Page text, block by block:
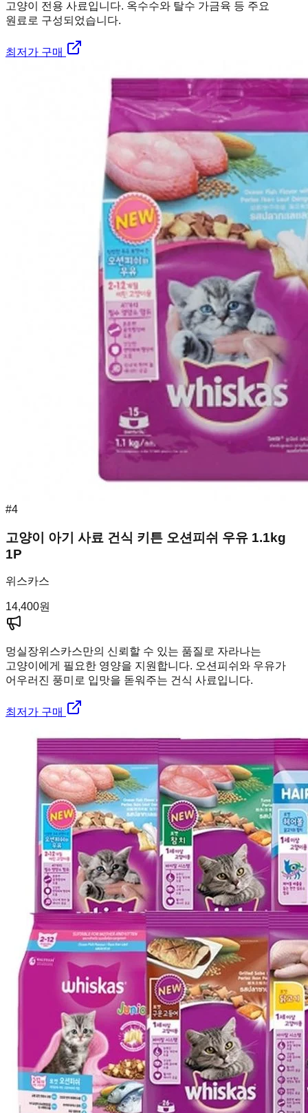
고양이 전용 사료입니다. 옥수수와 탈수 가금육 등 주요
원료로 구성되었습니다.
최저가 구매
#4
고양이 아기 사료 건식 키튼 오션피쉬 우유 1.1kg
1P
위스카스
14,400원
멍실장위스카스만의 신뢰할 수 있는 품질로 자라나는
고양이에게 필요한 영양을 지원합니다. 오션피쉬와 우유가
어우러진 풍미로 입맛을 돋워주는 건식 사료입니다.
최저가 구매